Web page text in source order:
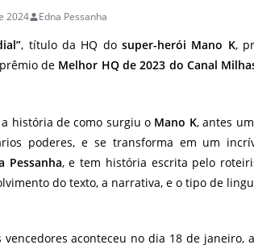
2024 Edna Pessanha
, título da HQ dosuper-herói Mano K,
de Melhor HQ de 2023 do Canal
a história de como surgiu o Mano K, antes
poderes, e se transforma em um
Pessanha, e tem história escrita pelo
do texto, a narrativa, e o tipo de
vencedores aconteceu no dia 18 de